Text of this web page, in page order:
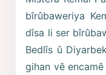
bîrûbaweriya
dîsa li ser
Bedlîs û
gihan vê